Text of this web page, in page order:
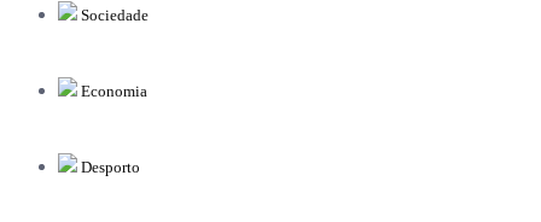
Sociedade
Economia
Desporto